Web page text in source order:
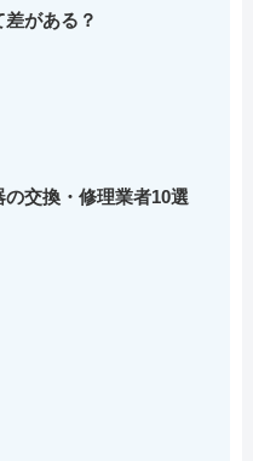
がある？
交換・修理業者10選